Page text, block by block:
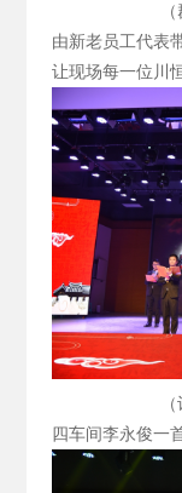
由新老员工代表
让现场每一位川
四车间李永俊一